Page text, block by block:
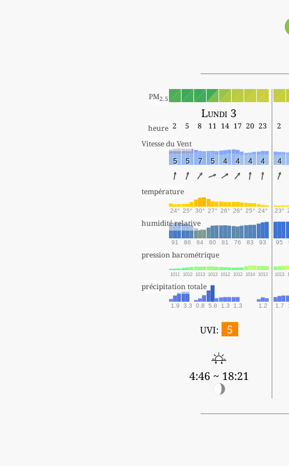
PM2.5
Lundi 3
heure 2 5 8 11 14 17 20 23 2
Vitesse du Vent
5 5 7 5 4 4 4 4 4
température
24° 25° 30° 27° 26° 26° 25° 24° 23°
humidité relative
91 86 64 80 81 76 83 93 95
pression barométrique
1011 1012 1013 1013 1012 1012 1014 1013 1013
précipitation totale
1.9 3.3 0.8 5.8 1.3 1.3 1.2 1.7
UVI: 5
4:46 ~ 18:21